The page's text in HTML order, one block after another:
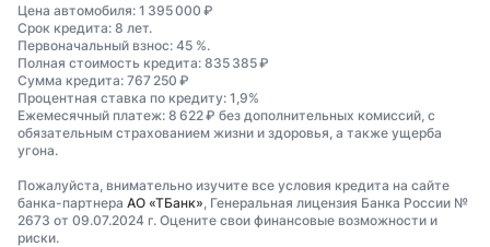
Цена автомобиля: 1 395 000 ₽
Срок кредита: 8 лет.
Первоначальный взнос: 45 %.
Полная стоимость кредита: 835 385 ₽
Сумма кредита: 767 250 ₽
Процентная ставка по кредиту: 1,9%
Ежемесячный платеж: 8 622 ₽ без дополнительных комиссий, с
обязательным страхованием жизни и здоровья, а также ущерба
угона.
Пожалуйста, внимательно изучите все условия кредита на сайте
банка-партнера АО «ТБанк» , Генеральная лицензия Банка России №
2673 от 09.07.2024 г. Оцените свои финансовые возможности и
риски.